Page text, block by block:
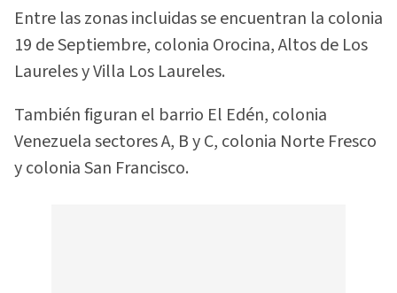
Entre las zonas incluidas se encuentran la colonia
19 de Septiembre, colonia Orocina, Altos de Los
Laureles y Villa Los Laureles.
También figuran el barrio El Edén, colonia
Venezuela sectores A, B y C, colonia Norte Fresco
y colonia San Francisco.